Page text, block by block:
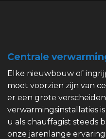
Centrale
Elke nieuwbouw of
moet voorzien zijn van
er een grote
verwarmingsinstallaties
u als chauffagist steeds
onze jarenlange ervaring